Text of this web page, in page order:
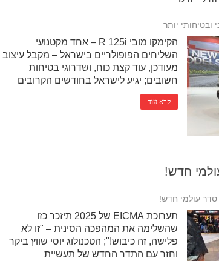
הקימקו מובי R 125i – אחד מקטנועי
השליחים הפופולריים בישראל – מקבל עיצוב
מעודכן, עוד קצת כוח, ושדרוגי בטיחות
חשובים; יגיע לישראל בחודשים הקרובים
קרא עוד
תערוכת EICMA של 2025 תיזכר כזו
שהשלימה את המהפכה הסינית – "זו לא
פלישה, זה כיבוש!"; הטכנולוג יוסי שווץ ביקר
וחזר עם התדר החדש של תעשיית